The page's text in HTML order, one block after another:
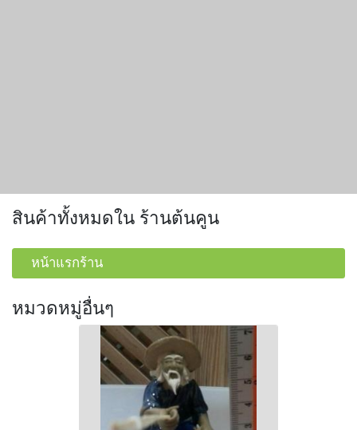
สินค้าทั้งหมดใน ร้านต้นคูน
หน้าแรกร้าน
หมวดหมู่อื่นๆ